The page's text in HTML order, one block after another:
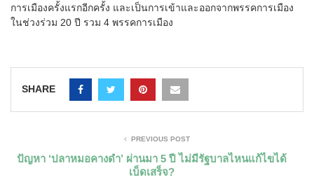
การเมืองครั้งแรกอีกครั้ง และเป็นการเข้าและออกจากพรรคการเมือง
ในช่วงร่วม 20 ปี รวม 4 พรรคการเมือง
SHARE
PREVIOUS POST
ปัญหา ‘ปลาหมอคางดำ’ ผ่านมา 5 ปี ไม่มีรัฐบาลไหนแก้ไขได้
เบ็ดเสร็จ?